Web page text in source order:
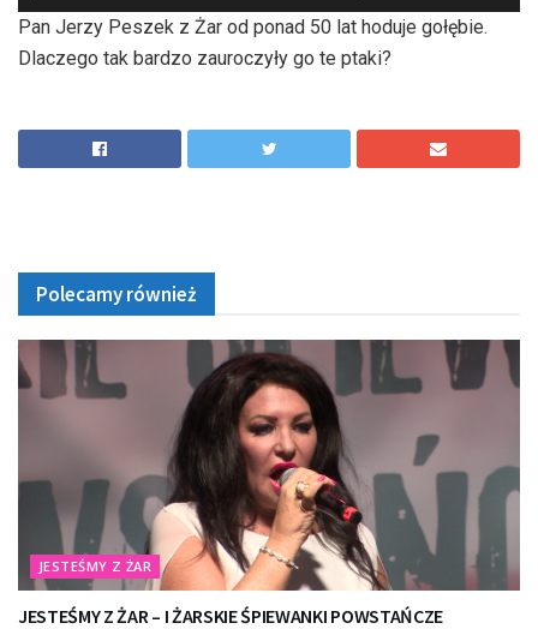
hd2880
hd2160
hd2160
hd1440
highres
hd1080
hd720
large
medium
small
tiny
Pan Jerzy Peszek z Żar od ponad 50 lat hoduje gołębie.
Dlaczego tak bardzo zauroczyły go te ptaki?
Polecamy również
JESTEŚMY Z ŻAR
JESTEŚMY Z ŻAR – I ŻARSKIE ŚPIEWANKI POWSTAŃCZE